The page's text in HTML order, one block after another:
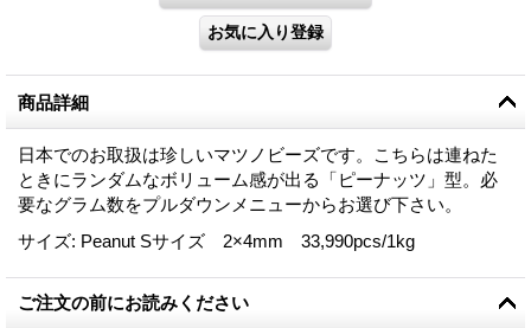
商品詳細
日本でのお取扱は珍しいマツノビーズです。こちらは連ねた
ときにランダムなボリューム感が出る「ピーナッツ」型。必
要なグラム数をプルダウンメニューからお選び下さい。
サイズ: Peanut Sサイズ 2×4mm 33,990pcs/1kg
ご注文の前にお読みください